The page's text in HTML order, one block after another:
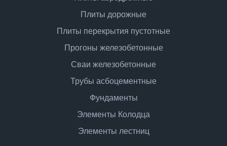
Плиты дорожные
Плиты перекрытия пустотные
Прогоны железобетонные
Сваи железобетонные
Трубы асбоцементные
Фундаменты
Элементы Колодца
Элементы лестниц